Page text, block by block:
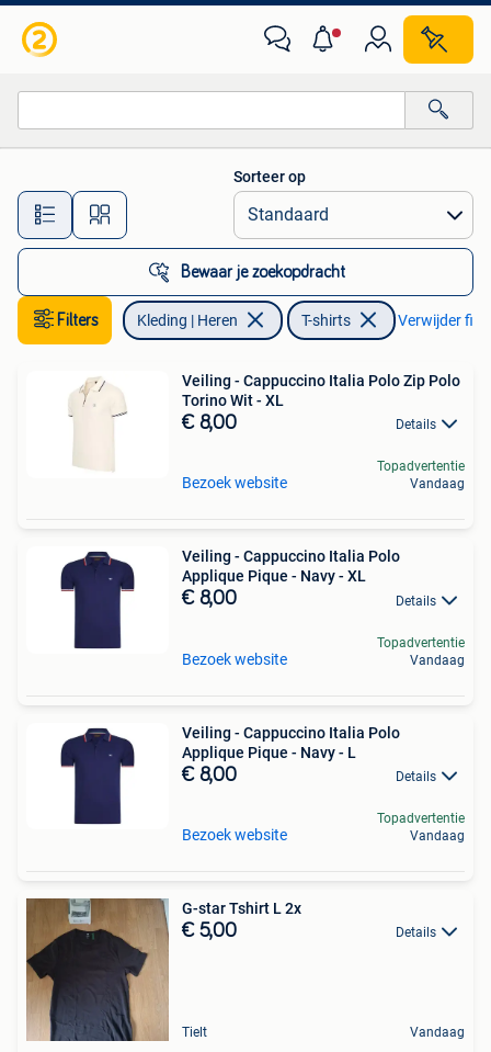
Alle afstanden…
Sorteer op
Bewaar je zoekopdracht
Filters Kleding | Heren T-shirts Verwijder
Veiling - Cappuccino Italia Polo Zip Polo
Torino Wit - XL
€ 8,00 Details
Bezoek website
Topadvertentie
Vandaag
Veiling - Cappuccino Italia Polo
Applique Pique - Navy - XL
€ 8,00 Details
Bezoek website
Topadvertentie
Vandaag
Veiling - Cappuccino Italia Polo
Applique Pique - Navy - L
€ 8,00 Details
Bezoek website
Topadvertentie
Vandaag
G-star Tshirt L 2x
€ 5,00 Details
Tielt Vandaag